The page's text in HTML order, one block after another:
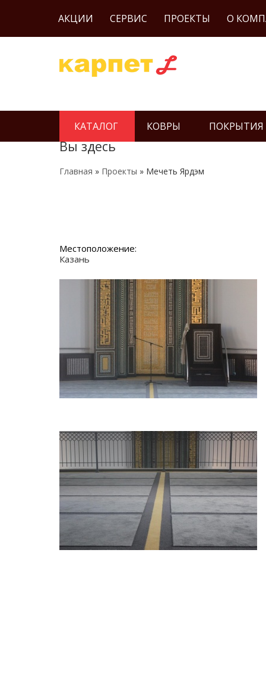
АКЦИИ СЕРВИС ПРОЕКТЫ О
КАТАЛОГ КОВРЫ ПОКРЫТИЯ
Вы здесь
Главная » Проекты » Мечеть Ярдэм
Местоположение:
Казань